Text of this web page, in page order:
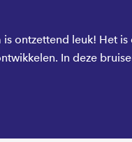
ontzettend leuk! Het
In deze